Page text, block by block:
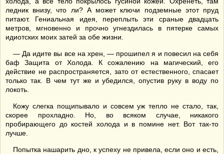
ледник внизу, что ли? А может ключи подземные этот пруд
питают. Гениальная идея, переплыть эти сраные двадцать
метров, мгновенно и прочно угнездилась в пятерке самых
идиотских моих затей за обе жизни.
— Да идите вы все на хрен, — прошипел я и повесил на себя
баф Защита от Холода. К сожалению на магический, его
действие не распространяется, зато от естественного, спасает
только так. В чем тут же и убедился, опустив руку в воду по
локоть.
Кожу слегка пощипывало и совсем уж тепло не стало, так,
скорее прохладно. Но, во всяком случае, никакого
пробирающего до костей холода и в помине нет. Вот так-то
лучше.
Попытка нашарить дно, к успеху не привела, если оно и есть,